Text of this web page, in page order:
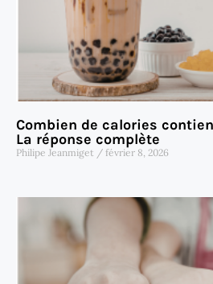
Combien de calories
La réponse complète
Philipe Jeanmiget février 8, 2026